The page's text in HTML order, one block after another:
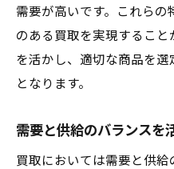
需要が高いです。これら
のある買取を実現するこ
を活かし、適切な商品を
となります。
需要と供給のバランスを
買取においては需要と供